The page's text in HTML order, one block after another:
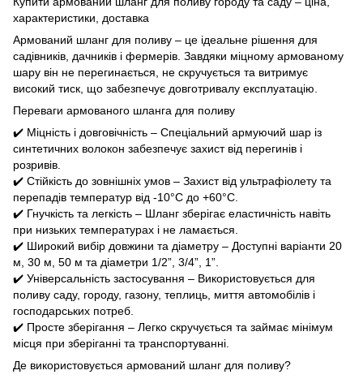
характеристики, доставка
Армований шланг для поливу – це ідеальне рішення для
садівників, дачників і фермерів. Завдяки міцному армованому
шару він не перегинається, не скручується та витримує
високий тиск, що забезпечує довготривалу експлуатацію.
Переваги армованого шланга для поливу
✔️ Міцність і довговічність – Спеціальний армуючий шар із
синтетичних волокон забезпечує захист від перегинів і
розривів.
✔️ Стійкість до зовнішніх умов – Захист від ультрафіолету та
перепадів температур від -10°C до +60°C.
✔️ Гнучкість та легкість – Шланг зберігає еластичність навіть
при низьких температурах і не ламається.
✔️ Широкий вибір довжини та діаметру – Доступні варіанти 20
м, 30 м, 50 м та діаметри 1/2”, 3/4”, 1”.
✔️ Універсальність застосування – Використовується для
поливу саду, городу, газону, теплиць, миття автомобілів і
господарських потреб.
✔️ Просте зберігання – Легко скручується та займає мінімум
місця при зберіганні та транспортуванні.
Де використовується армований шланг для поливу?